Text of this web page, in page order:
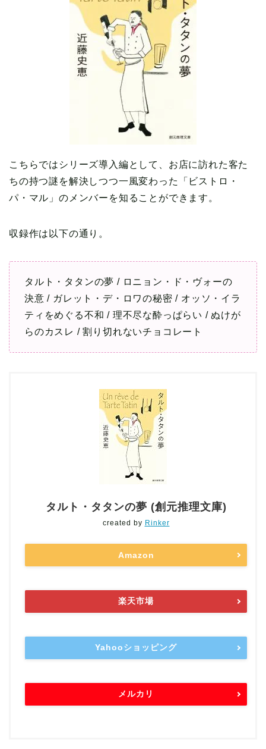
こちらではシリーズ導入編として、お店に訪れた客た
ちの持つ謎を解決しつつ一風変わった「ビストロ・
パ・マル」のメンバーを知ることができます。
収録作は以下の通り。
タルト・タタンの夢 / ロニョン・ド・ヴォーの
決意 / ガレット・デ・ロワの秘密 / オッソ・イラ
ティをめぐる不和 / 理不尽な酔っぱらい / ぬけが
らのカスレ / 割り切れないチョコレート
タルト・タタンの夢 (創元推理文庫)
created by Rinker
Amazon
楽天市場
Yahooショッピング
メルカリ